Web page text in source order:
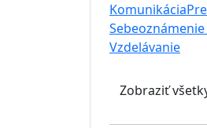
Komunikácia
Vzdelávanie
Zobraziť